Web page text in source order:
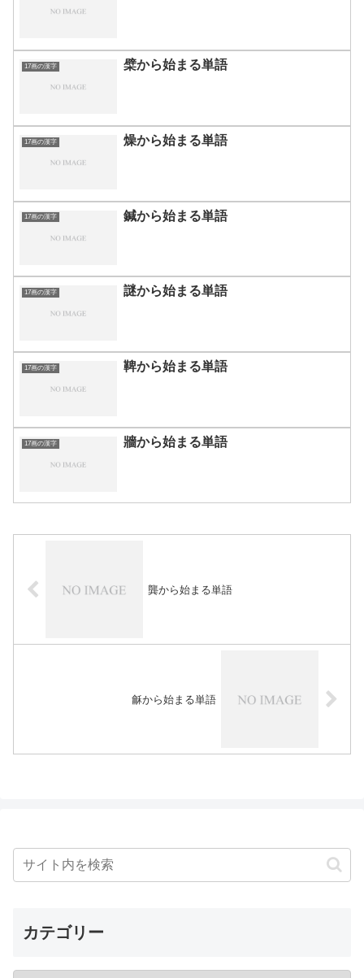
17画の漢字 檗から始まる単語
17画の漢字 燥から始まる単語
17画の漢字 鍼から始まる単語
17画の漢字 謎から始まる単語
17画の漢字 鞞から始まる単語
17画の漢字 牆から始まる単語
龔から始まる単語
龢から始まる単語
カテゴリー